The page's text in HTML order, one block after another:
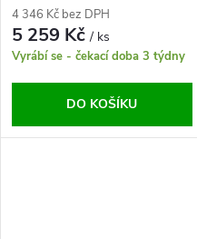
4 346 Kč bez DPH
5 259 Kč/ ks
Vyrábí se - čekací doba 3 týdny
DO KOŠÍKU